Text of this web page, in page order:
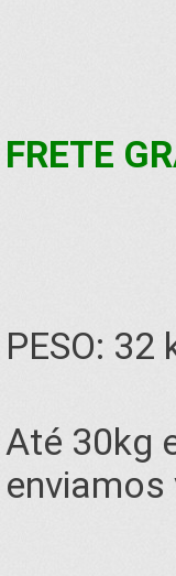
FRETE
PESO: 32
Até 30kg